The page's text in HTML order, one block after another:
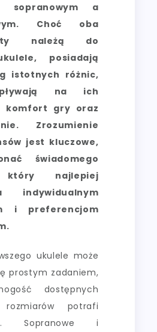
sopranowym a
Choć oba
należą do
posiadają
istotnych różnic,
na ich
komfort gry oraz
Zrozumienie
jest kluczowe,
świadomego
który najlepiej
indywidualnym
i preferencjom
ukulele może
prostym zadaniem,
dostępnych
potrafi
Sopranowe i